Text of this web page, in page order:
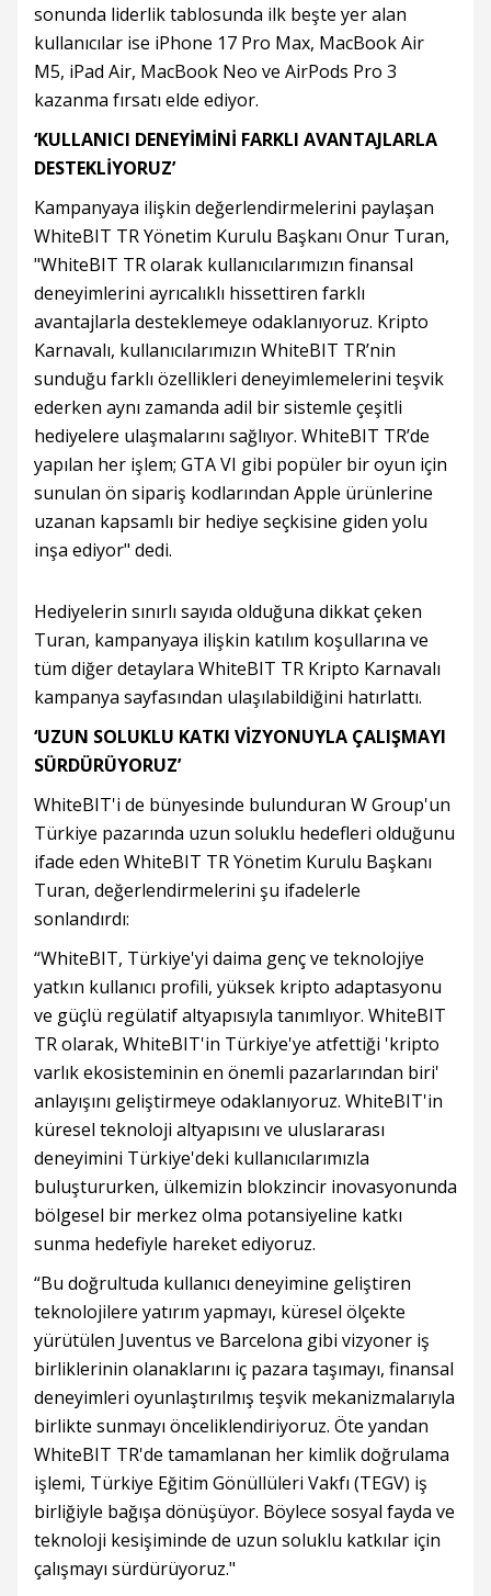
sonunda liderlik tablosunda ilk beşte yer alan
kullanıcılar ise iPhone 17 Pro Max, MacBook Air
M5, iPad Air, MacBook Neo ve AirPods Pro 3
kazanma fırsatı elde ediyor.
‘KULLANICI DENEYİMİNİ FARKLI AVANTAJLARLA
DESTEKLİYORUZ’
Kampanyaya ilişkin değerlendirmelerini paylaşan
WhiteBIT TR Yönetim Kurulu Başkanı Onur Turan,
"WhiteBIT TR olarak kullanıcılarımızın finansal
deneyimlerini ayrıcalıklı hissettiren farklı
avantajlarla desteklemeye odaklanıyoruz. Kripto
Karnavalı, kullanıcılarımızın WhiteBIT TR’nin
sunduğu farklı özellikleri deneyimlemelerini teşvik
ederken aynı zamanda adil bir sistemle çeşitli
hediyelere ulaşmalarını sağlıyor. WhiteBIT TR’de
yapılan her işlem; GTA VI gibi popüler bir oyun için
sunulan ön sipariş kodlarından Apple ürünlerine
uzanan kapsamlı bir hediye seçkisine giden yolu
inşa ediyor" dedi.
Hediyelerin sınırlı sayıda olduğuna dikkat çeken
Turan, kampanyaya ilişkin katılım koşullarına ve
tüm diğer detaylara WhiteBIT TR Kripto Karnavalı
kampanya sayfasından ulaşılabildiğini hatırlattı.
‘UZUN SOLUKLU KATKI VİZYONUYLA ÇALIŞMAYI
SÜRDÜRÜYORUZ’
WhiteBIT'i de bünyesinde bulunduran W Group'un
Türkiye pazarında uzun soluklu hedefleri olduğunu
ifade eden WhiteBIT TR Yönetim Kurulu Başkanı
Turan, değerlendirmelerini şu ifadelerle
sonlandırdı:
“WhiteBIT, Türkiye'yi daima genç ve teknolojiye
yatkın kullanıcı profili, yüksek kripto adaptasyonu
ve güçlü regülatif altyapısıyla tanımlıyor. WhiteBIT
TR olarak, WhiteBIT'in Türkiye'ye atfettiği 'kripto
varlık ekosisteminin en önemli pazarlarından biri'
anlayışını geliştirmeye odaklanıyoruz. WhiteBIT'in
küresel teknoloji altyapısını ve uluslararası
deneyimini Türkiye'deki kullanıcılarımızla
buluştururken, ülkemizin blokzincir inovasyonunda
bölgesel bir merkez olma potansiyeline katkı
sunma hedefiyle hareket ediyoruz.
“Bu doğrultuda kullanıcı deneyimine geliştiren
teknolojilere yatırım yapmayı, küresel ölçekte
yürütülen Juventus ve Barcelona gibi vizyoner iş
birliklerinin olanaklarını iç pazara taşımayı, finansal
deneyimleri oyunlaştırılmış teşvik mekanizmalarıyla
birlikte sunmayı önceliklendiriyoruz. Öte yandan
WhiteBIT TR'de tamamlanan her kimlik doğrulama
işlemi, Türkiye Eğitim Gönüllüleri Vakfı (TEGV) iş
birliğiyle bağışa dönüşüyor. Böylece sosyal fayda ve
teknoloji kesişiminde de uzun soluklu katkılar için
çalışmayı sürdürüyoruz."